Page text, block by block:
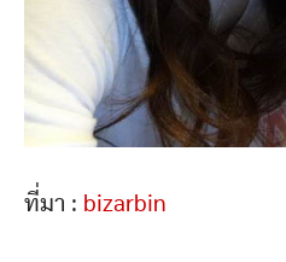
ที่มา : bizarbin